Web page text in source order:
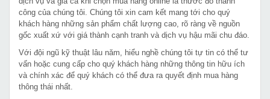
công của chúng tôi. Chúng tôi xin cam kết mang tới cho quý
khách hàng những sản phẩm chất lượng cao, rõ ràng về nguồn
gốc xuất xứ với giá thành cạnh tranh và dịch vụ hậu mãi chu đáo.
Với đội ngũ kỹ thuật lâu năm, hiểu nghề chúng tôi tự tin có thể tư
vấn hoặc cung cấp cho quý khách hàng những thông tin hữu ích
và chính xác để quý khách có thể đưa ra quyết định mua hàng
thông thái nhất.